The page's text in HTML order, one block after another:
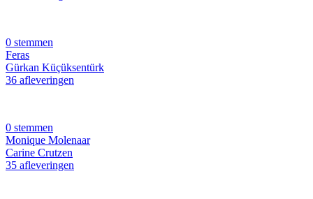
0 stemmen
Feras
Gürkan Küçüksentürk
36 afleveringen
0 stemmen
Monique Molenaar
Carine Crutzen
35 afleveringen